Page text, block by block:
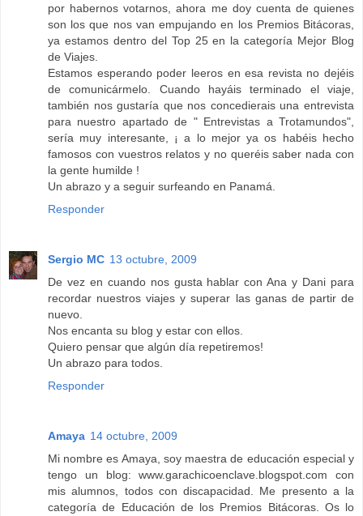
por habernos votarnos, ahora me doy cuenta de quienes
son los que nos van empujando en los Premios Bitácoras,
ya estamos dentro del Top 25 en la categoría Mejor Blog
de Viajes.
Estamos esperando poder leeros en esa revista no dejéis
de comunicármelo. Cuando hayáis terminado el viaje,
también nos gustaría que nos concedierais una entrevista
para nuestro apartado de " Entrevistas a Trotamundos",
sería muy interesante, ¡ a lo mejor ya os habéis hecho
famosos con vuestros relatos y no queréis saber nada con
la gente humilde !
Un abrazo y a seguir surfeando en Panamá.
Responder
Sergio MC 13 octubre, 2009
De vez en cuando nos gusta hablar con Ana y Dani para
recordar nuestros viajes y superar las ganas de partir de
nuevo.
Nos encanta su blog y estar con ellos.
Quiero pensar que algún día repetiremos!
Un abrazo para todos.
Responder
Amaya 14 octubre, 2009
Mi nombre es Amaya, soy maestra de educación especial y
tengo un blog: www.garachicoenclave.blogspot.com con
mis alumnos, todos con discapacidad. Me presento a la
categoría de Educación de los Premios Bitácoras. Os lo